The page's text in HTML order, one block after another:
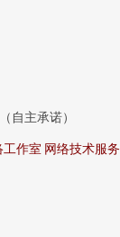
自主承诺）
作室 网络技术服务